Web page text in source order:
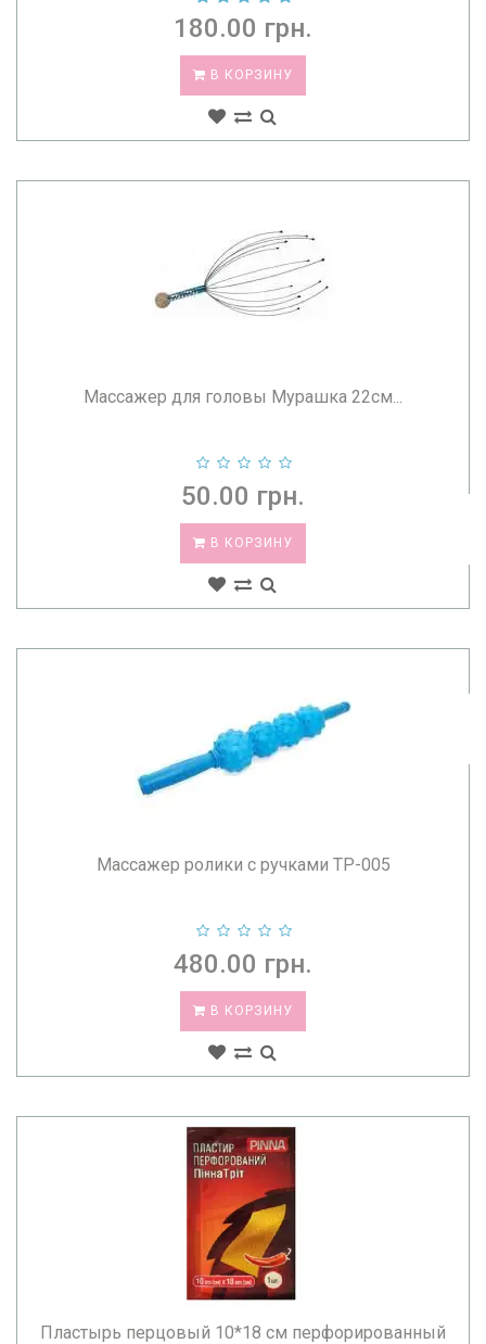
180.00 грн.
В КОРЗИНУ
Массажер для головы Мурашка 22см...
50.00 грн.
В КОРЗИНУ
Массажер ролики с ручками TP-005
480.00 грн.
В КОРЗИНУ
Пластырь перцовый 10*18 см перфорированный